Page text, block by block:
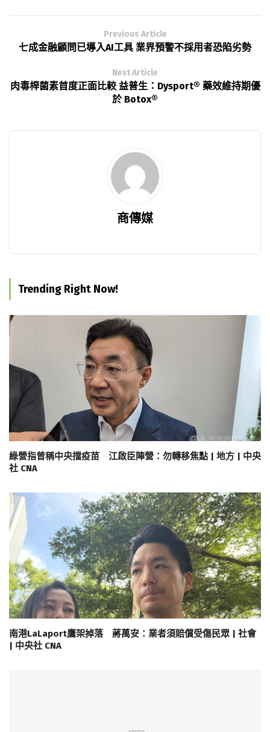
Previous Article
七成金融顧問已導入AI工具 業界預警不採用者恐陷劣勢
Next Article
肉毒桿菌素首度正面比較 益普生：Dysport® 藥效維持期優
於 Botox®
商傳媒
Trending Right Now!
綠營指曾稱中央擋疫苗 江啟臣陣營：勿轉移焦點 | 地方 | 中央
社 CNA
南港LaLaport鷹架掉落 蔣萬安：業者須賠償受傷民眾 | 社會
| 中央社 CNA